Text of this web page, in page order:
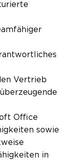
Vertrieb
Office
sowie
in